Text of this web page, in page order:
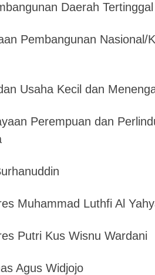
Daerah
Pembangunan Nasional/
Usaha Kecil dan
Perempuan dan
Muhammad Luthfi Al
Putri Kus Wisnu Wardani
Agus Widjojo